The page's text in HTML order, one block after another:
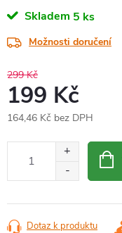
Skladem 5 ks
Možnosti doručení
299 Kč
199 Kč
164,46 Kč bez DPH
Dotaz k produktu